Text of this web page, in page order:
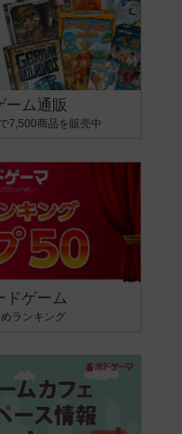
ーム通販
7,500商品を販売中
ドゲーム
ランキング